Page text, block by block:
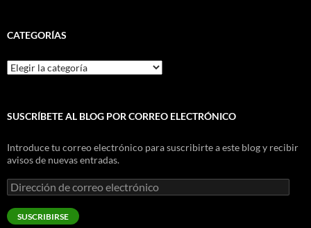
CATEGORÍAS
Categorías
SUSCRÍBETE AL BLOG POR CORREO ELECTRÓNICO
Introduce tu correo electrónico para suscribirte a este blog y recibir
avisos de nuevas entradas.
Dirección
de
correo
electrónico
SUSCRIBIRSE